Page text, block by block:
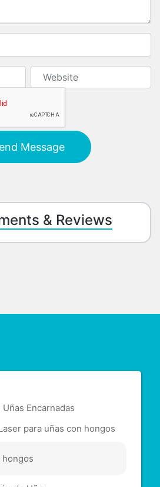
& Reviews
Encarnadas
para uñas con hongos
hongos